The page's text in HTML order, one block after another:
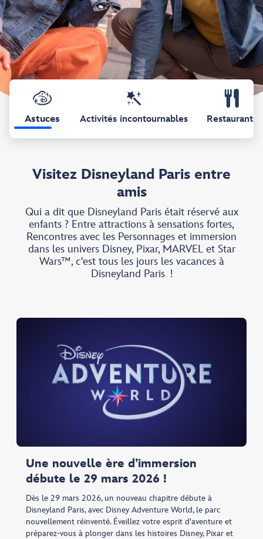
Astuces Activités incontournables Restaurants
Visitez Disneyland Paris entre
amis
Qui a dit que Disneyland Paris était réservé aux
enfants ? Entre attractions à sensations fortes,
Rencontres avec les Personnages et immersion
dans les univers Disney, Pixar, MARVEL et Star
Wars™, c'est tous les jours les vacances à
Disneyland Paris !
Une nouvelle ère d’immersion
débute le 29 mars 2026 !​
Dès le 29 mars 2026, un nouveau chapitre débute à
Disneyland Paris, avec Disney Adventure World, le parc
nouvellement réinventé. Éveillez votre esprit d'aventure et
préparez-vous à plonger dans les histoires Disney, Pixar et